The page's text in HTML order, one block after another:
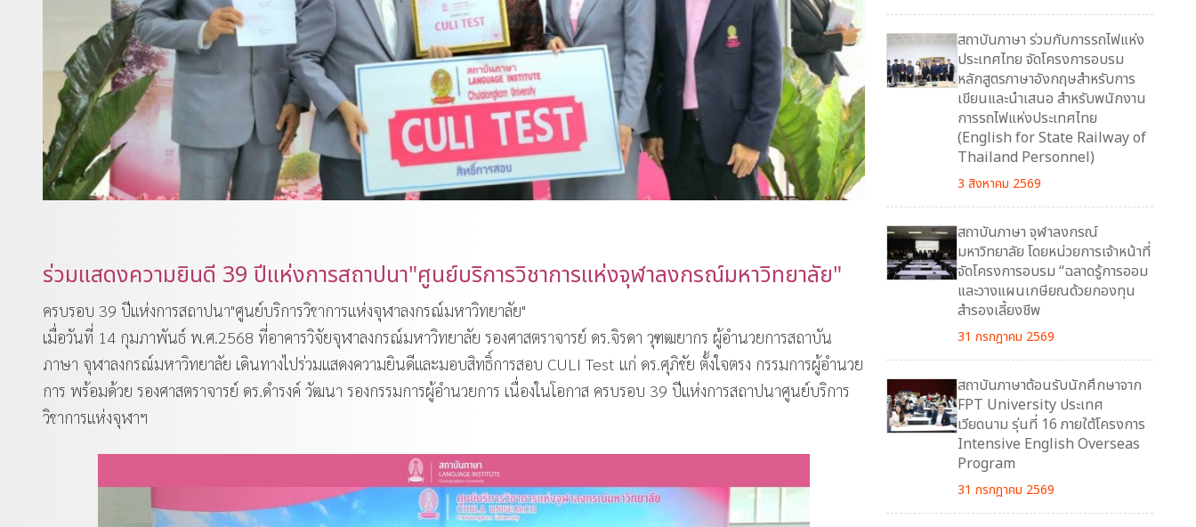
ร่วมแสดงความยินดี 39 ปีแห่งการสถาปนา"ศูนย์บริการวิชาการแห่งจุฬาลงกรณ์มหาวิทยาลัย"
ครบรอบ 39 ปีแห่งการสถาปนา"ศูนย์บริการวิชาการแห่งจุฬาลงกรณ์มหาวิทยาลัย"
เมื่อวันที่ 14 กุมภาพันธ์ พ.ศ.2568 ที่อาคารวิจัยจุฬาลงกรณ์มหาวิทยาลัย รองศาสตราจารย์ ดร.จิรดา วุฑฒยากร ผู้อำนวยการสถาบัน
ภาษา จุฬาลงกรณ์มหาวิทยาลัย เดินทางไปร่วมแสดงความยินดีและมอบสิทธิ์การสอบ CULI Test แก่ ดร.ศุภิชัย ตั้งใจตรง กรรมการผู้อำนวย
การ พร้อมด้วย รองศาสตราจารย์ ดร.ดำรงค์ วัฒนา รองกรรมการผู้อำนวยการ เนื่องในโอกาส ครบรอบ 39 ปีแห่งการสถาปนาศูนย์บริการ
วิชาการแห่งจุฬาฯ
สถาบันภาษา ร่วมกับการรถไฟแห่ง
ประเทศไทย จัดโครงการอบรม
หลักสูตรภาษาอังกฤษสำหรับการ
เขียนและนำเสนอ สำหรับพนักงาน
การรถไฟแห่งประเทศไทย
(English for State Railway of
Thailand Personnel)
3 สิงหาคม 2569
สถาบันภาษา จุฬาลงกรณ์
มหาวิทยาลัย โดยหน่วยการเจ้าหน้าที่
จัดโครงการอบรม “ฉลาดรู้การออม
และวางแผนเกษียณด้วยกองทุน
สำรองเลี้ยงชีพ
31 กรกฎาคม 2569
สถาบันภาษาต้อนรับนักศึกษาจาก
FPT University ประเทศ
เวียดนาม รุ่นที่ 16 ภายใต้โครงการ
Intensive English Overseas
Program
31 กรกฎาคม 2569